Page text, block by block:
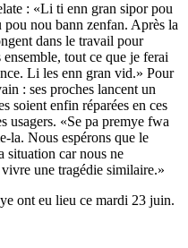
: «Li ti enn gran sipor pou
nou bann zenfan. Après la
dans le travail pour
tout ce que je ferai
Li les enn gran vid.» Pour
: ses proches lancent un
soient enfin réparées en ces
usagers. «Se pa premye fwa
la. Nous espérons que le
situation car nous ne
une tragédie similaire.»
ont eu lieu ce mardi 23 juin.